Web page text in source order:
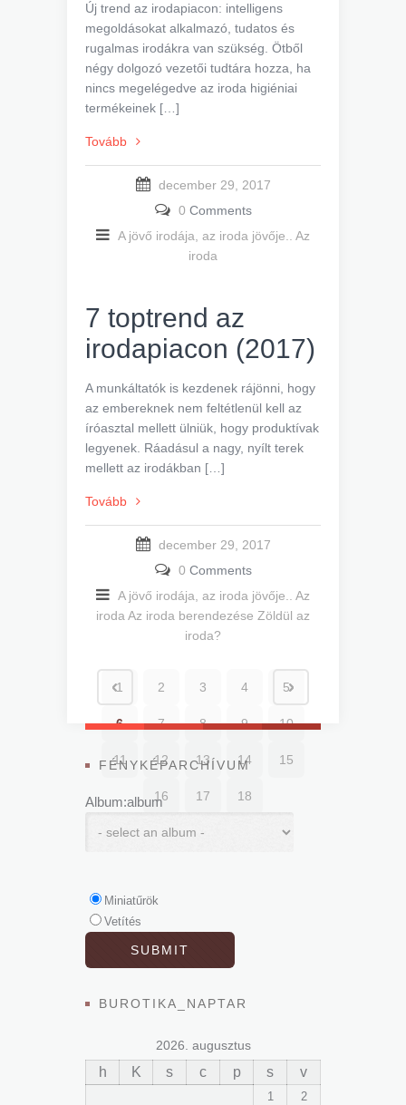
Új trend az irodapiacon: intelligens
megoldásokat alkalmazó, tudatos és
rugalmas irodákra van szükség. Ötből
négy dolgozó vezetői tudtára hozza, ha
nincs megelégedve az iroda higiéniai
termékeinek […]
Tovább
december 29, 2017
0 Comments
A jövő irodája, az iroda jövője..
Az
iroda
7 toptrend az
irodapiacon (2017)
A munkáltatók is kezdenek rájönni, hogy
az embereknek nem feltétlenül kell az
íróasztal mellett ülniük, hogy produktívak
legyenek. Ráadásul a nagy, nyílt terek
mellett az irodákban […]
Tovább
december 29, 2017
0 Comments
A jövő irodája, az iroda jövője..
Az
iroda Az iroda berendezése Zöldül az
iroda?
1 2 3 4 5
6 7 8 9 10
11 12 13 14 15
16 17 18
FÉNYKÉPARCHÍVUM
Album:album
Miniatűrök
Vetítés
BUROTIKA_NAPTAR
2026. augusztus
h K s c p s v
1
2